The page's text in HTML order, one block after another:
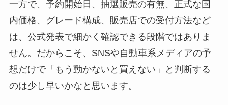
一方で、予約開始日、抽選販売の有無、正式な国
内価格、グレード構成、販売店での受付方法など
は、公式発表で細かく確認できる段階ではありま
せん。だからこそ、SNSや自動車系メディアの予
想だけで「もう動かないと買えない」と判断する
のは少し早いかなと思います。